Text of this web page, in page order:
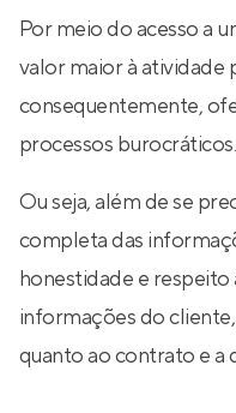
Por meio do acesso a
valor maior à atividade
consequentemente,
processos burocráticos.
Ou seja, além de se
completa das
honestidade e respeito
informações do
quanto ao contrato e a